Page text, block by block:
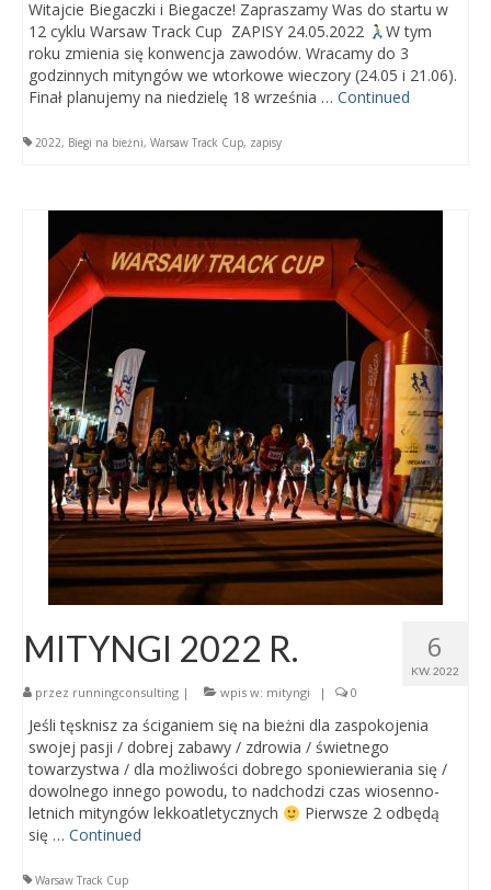
5.06.2019
Wyniki Warsaw Track Cup 2018
Wyniki Warsaw Track Cup 2017
Wyniki Warsaw Track Cup 2016
Wyniki Warsaw Track Cup 2013
Wyniki Warsaw Track Cup 2012
Wyniki Warsaw Track Cup 2011
GALERIA
KONTAKT
Witajcie Biegaczki i Biegacze! Zapraszamy Was do startu w
12 cyklu Warsaw Track Cup ZAPISY 24.05.2022
W tym
roku zmienia się konwencja zawodów. Wracamy do 3
godzinnych mityngów we wtorkowe wieczory (24.05 i 21.06).
Finał planujemy na niedzielę 18 września … Continued
2022, Biegi na bieżni, Warsaw Track Cup, zapisy
6
KW. 2022
MITYNGI 2022 R.
przez runningconsulting | wpis w: mityngi | 0
Jeśli tęsknisz za ściganiem się na bieżni dla zaspokojenia
swojej pasji / dobrej zabawy / zdrowia / świetnego
towarzystwa / dla możliwości dobrego sponiewierania się /
dowolnego innego powodu, to nadchodzi czas wiosenno-
letnich mityngów lekkoatletycznych
Pierwsze 2 odbędą
się … Continued
Warsaw Track Cup